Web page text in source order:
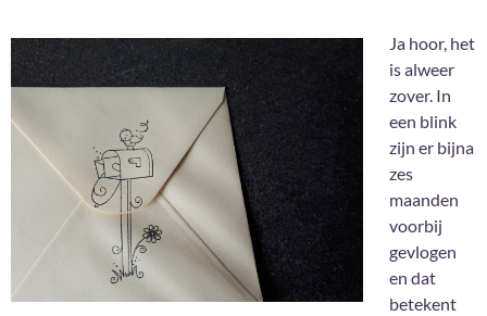
Ja hoor, het
is alweer
zover. In
een blink
zijn er bijna
zes
maanden
voorbij
gevlogen
en dat
betekent